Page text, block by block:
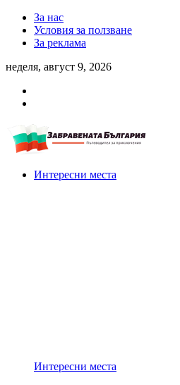
За нас
Условия за ползване
За реклама
неделя, август 9, 2026
Интересни места
Интересни места